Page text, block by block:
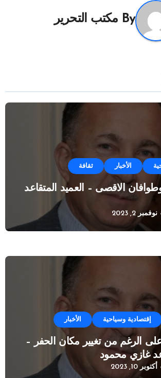
By مكتب التحرير
الأخبار ثقافة
الاقصى – العميد المتقاعد
نوفمبر 2, 2023
إقتصادية وسياحية الأخبار
على الرغم من تغيير مكان الحفر –
غازي محمود
أكتوبر 10, 2023